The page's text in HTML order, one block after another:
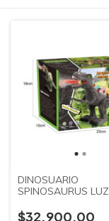
DINOSUARIO
SPINOSAURUS LUZ,
LOVE
$32.900,00